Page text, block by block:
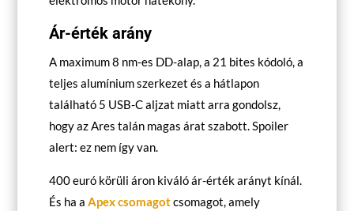
Ár-érték arány
A maximum 8 nm-es DD-alap, a 21 bites kódoló, a
teljes alumínium szerkezet és a hátlapon
található 5 USB-C aljzat miatt arra gondolsz,
hogy az Ares talán magas árat szabott. Spoiler
alert: ez nem így van.
400 euró körüli áron kiváló ár-érték arányt kínál.
És ha aApex csomagotcsomagot, amely